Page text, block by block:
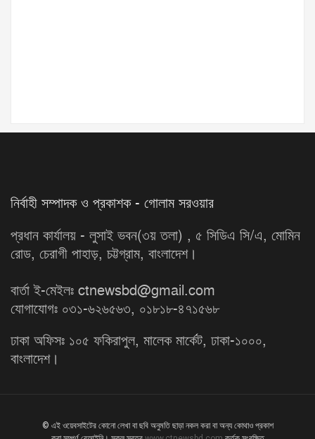
নির্বাহী সম্পাদক ও প্রকাশক - গোলাম সরওয়ার
প্রধান কার্যালয় - লুসাই ভবন(৩য় তলা) , ৫ সিডিএ সি/এ, মোমিন
রোড, চেরাগী পাহাড়, চট্টগ্রাম, বাংলাদেশ।
বার্তা ই-মেইলঃ ctnewsbd@gmail.com
যোগাযোগঃ ০৩১-৬২৬৫৬৩, ০১৮১৮-৪৭১৫৬৮
ঢাকা অফিসঃ ১০৫ ফকিরাপুল, মালেক মার্কেট, ঢাকা-১০০০,
বাংলাদেশ।
© এই ওয়েবসাইটের কোনো লেখা বা ছবি অনুমতি ছাড়া নকল করা বা অন্য কোথাও প্রকাশ